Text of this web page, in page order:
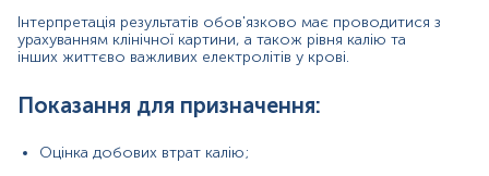
хвороба Іценка–Кушинга;
первинний та вторинний гіперальдостеронізм;
дегідратація;
метаболічний алкалоз;
Інтерпретація результатів обов'язково має проводитися з
урахуванням клінічної картини, а також рівня калію та
інших життєво важливих електролітів у крові.
Показання для призначення:
Оцінка добових втрат калію;